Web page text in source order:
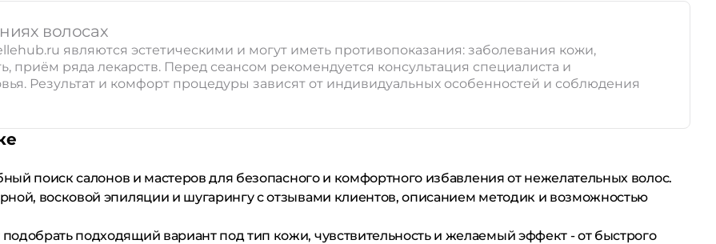
волосах
являются эстетическими и могут иметь противопоказания: заболевания кожи,
приём ряда лекарств. Перед сеансом рекомендуется консультация специалиста и
Результат и комфорт процедуры зависят от индивидуальных особенностей и соблюдения
поиск салонов и мастеров для безопасного и комфортного избавления от нежелательных волос.
восковой эпиляции и шугарингу с отзывами клиентов, описанием методик и возможностью
подходящий вариант под тип кожи, чувствительность и желаемый эффект - от быстрого